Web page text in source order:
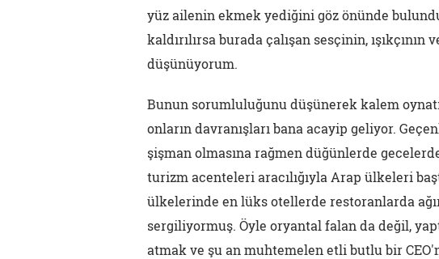
yüz ailenin ekmek yediğini göz önünde
kaldırılırsa burada çalışan sesçinin,
düşünüyorum.
Bunun sorumluluğunu düşünerek kalem
onların davranışları bana acayip geliyor.
şişman olmasına rağmen düğünlerde
turizm acenteleri aracılığıyla Arap ülkeleri
ülkelerinde en lüks otellerde restoranlarda
sergiliyormuş. Öyle oryantal falan da değil,
atmak ve şu an muhtemelen etli butlu bir